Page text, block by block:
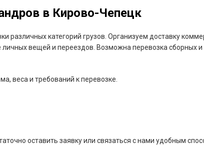
в Кирово-Чепецк
категорий грузов. Организуем доставку
вещей и переездов. Возможна перевозка сборных и
веса и требований к перевозке.
оставить заявку или связаться с нами удобным